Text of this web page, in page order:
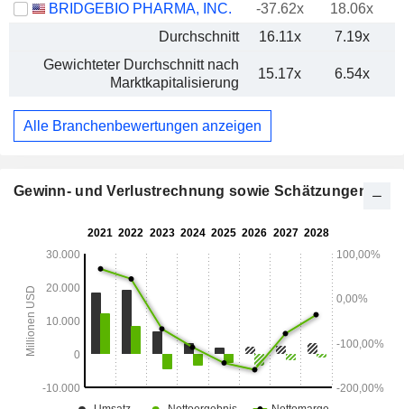
BRIDGEBIO PHARMA, INC.
-37.62x 18.06x
Durchschnitt
16.11x 7.19x
Gewichteter Durchschnitt nach
Marktkapitalisierung
15.17x 6.54x
Alle Branchenbewertungen anzeigen
Gewinn- und Verlustrechnung sowie Schätzungen